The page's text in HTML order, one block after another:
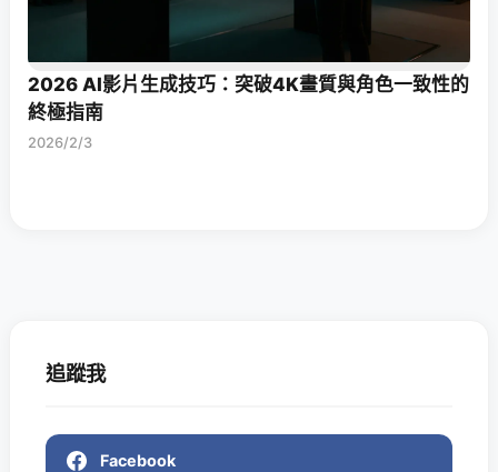
2026 AI影片生成技巧：突破4K畫質與角色一致性的
終極指南
2026/2/3
追蹤我
Facebook